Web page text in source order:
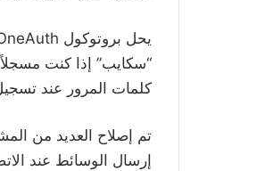
“سكايب” إذا كنت
كلمات المرور عند
تم إصلاح العديد من